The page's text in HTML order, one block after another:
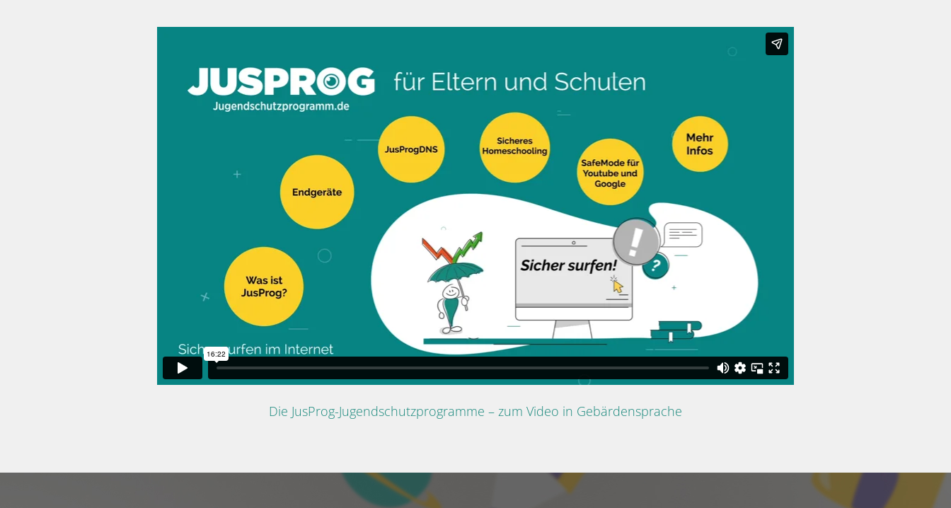
Die JusProg-Jugendschutzprogramme – zum Video in Gebärdensprache